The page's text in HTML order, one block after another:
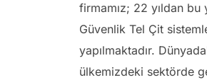
firmamız; 22 yıldan bu
Güvenlik Tel Çit
yapılmaktadır.
ülkemizdeki sektörde